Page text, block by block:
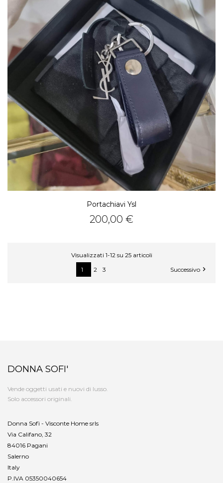
Portachiavi Ysl
Prezzo
200,00 €
Visualizzati 1-12 su 25 articoli
1
2 3 Successivo 
DONNA SOFI'
Vende oggetti usati e nuovi di lusso.
Solo accessori originali.
Donna Sofì - Visconte Home srls
Via Califano, 32
84016 Pagani
Salerno
Italy
P.IVA 05350040654